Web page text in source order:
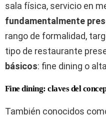
sala física, servicio en
fundamentalmente
rango de formalidad,
tipo de restaurante
básicos: fine dining o
Fine dining: claves del
También conocidos